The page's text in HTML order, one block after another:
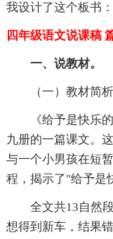
我设计了这个板书：
四年级语文说课稿
一、说教材。
（一）教材简析
《给予是快乐
九册的一篇课文。
与一个小男孩在短
程，揭示了"给予是
全文共13自然
想得到新车，结果